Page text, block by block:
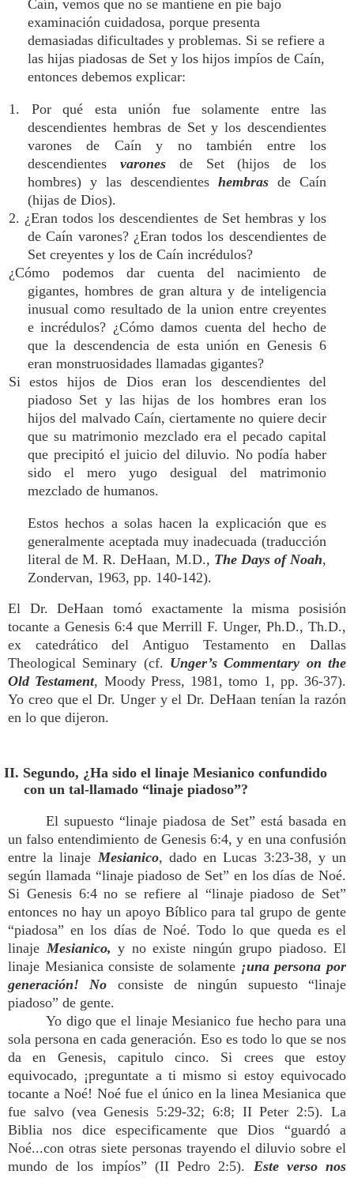
Caín, vemos que no se mantiene en pie bajo
examinación cuidadosa, porque presenta
demasiadas dificultades y problemas. Si se refiere a
las hijas piadosas de Set y los hijos impíos de Caín,
entonces debemos explicar:
1. Por qué esta unión fue solamente entre las
descendientes hembras de Set y los descendientes
varones de Caín y no también entre los
descendientes varones de Set (hijos de los
hombres) y las descendientes hembras de Caín
(hijas de Dios).
2. ¿Eran todos los descendientes de Set hembras y los
de Caín varones? ¿Eran todos los descendientes de
Set creyentes y los de Caín incrédulos?
¿Cómo podemos dar cuenta del nacimiento de
gigantes, hombres de gran altura y de inteligencia
inusual como resultado de la union entre creyentes
e incrédulos? ¿Cómo damos cuenta del hecho de
que la descendencia de esta unión en Genesis 6
eran monstruosidades llamadas gigantes?
Si estos hijos de Dios eran los descendientes del
piadoso Set y las hijas de los hombres eran los
hijos del malvado Caín, ciertamente no quiere decir
que su matrimonio mezclado era el pecado capital
que precipitó el juicio del diluvio. No podía haber
sido el mero yugo desigual del matrimonio
mezclado de humanos.
Estos hechos a solas hacen la explicación que es
generalmente aceptada muy inadecuada (traducción
literal de M. R. DeHaan, M.D., The Days of Noah,
Zondervan, 1963, pp. 140-142).
El Dr. DeHaan tomó exactamente la misma posisión
tocante a Genesis 6:4 que Merrill F. Unger, Ph.D., Th.D.,
ex catedrático del Antiguo Testamento en Dallas
Theological Seminary (cf. Unger’s Commentary on the
Old Testament, Moody Press, 1981, tomo 1, pp. 36-37).
Yo creo que el Dr. Unger y el Dr. DeHaan tenían la razón
en lo que dijeron.
II. Segundo, ¿Ha sido el linaje Mesianico confundido
con un tal-llamado “linaje piadoso”?
El supuesto “linaje piadosa de Set” está basada en
un falso entendimiento de Genesis 6:4, y en una confusión
entre la linajeMesianico, dado en Lucas 3:23-38, y un
según llamada “linaje piadoso de Set” en los días de Noé.
Si Genesis 6:4 no se refiere al “linaje piadoso de Set”
entonces no hay un apoyo Bíblico para tal grupo de gente
“piadosa” en los días de Noé. Todo lo que queda es el
linajeMesianico, y no existe ningún grupo piadoso. El
linaje Mesianica consiste de solamente ¡una persona por
generación!
No consiste de ningún supuesto “linaje
piadoso” de gente.
Yo digo que el linaje Mesianico fue hecho para una
sola persona en cada generación. Eso es todo lo que se nos
da en Genesis, capitulo cinco. Si crees que estoy
equivocado, ¡preguntate a ti mismo si estoy equivocado
tocante a Noé! Noé fue el único en la linea Mesianica que
fue salvo (vea Genesis 5:29-32; 6:8; II Peter 2:5). La
Biblia nos dice especificamente que Dios “guardó a
Noé...con otras siete personas trayendo el diluvio sobre el
mundo de los impíos” (II Pedro 2:5). Este verso nos